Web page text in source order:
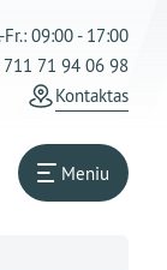
Fr.: 09:00 - 17:00
71 94 06 98
Kontaktas
Meniu